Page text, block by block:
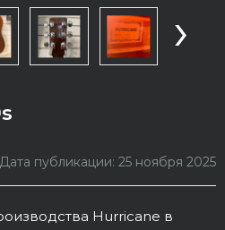
›
Дата публикации: 25 ноября 2025
Hurricane в